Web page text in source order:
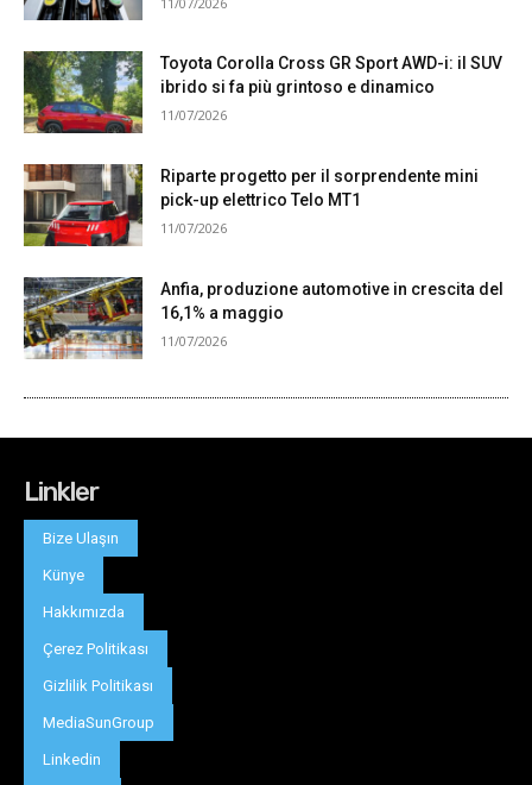
Linkler
Bize Ulaşın
Künye
Hakkımızda
Çerez Politikası
Gizlilik Politikası
MediaSunGroup
Linkedin